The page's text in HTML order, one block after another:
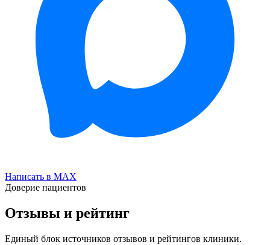
Написать в MAX
Доверие пациентов
Отзывы и рейтинг
Единый блок источников отзывов и рейтингов клиники.